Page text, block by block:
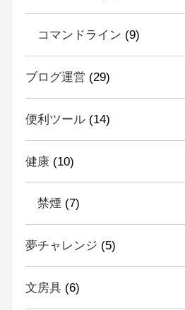
コマンドライン (9)
ブログ運営 (29)
便利ツール(14)
健康(10)
禁煙 (7)
夢チャレンジ (5)
文房具(6)